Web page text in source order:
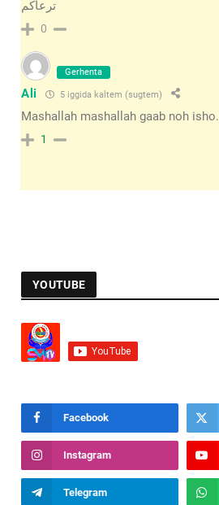
ترعاكم
0
Gerhenta
Ali 5 iggida kaltem (sugtem)
Mashallah mashallah gaab noh isho.
1
YOUTUBE
Facebook
Instagram
Telegram